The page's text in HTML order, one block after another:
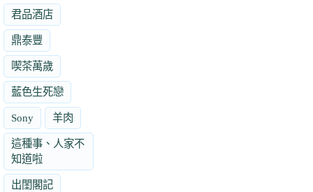
君品酒店
鼎泰豐
喫茶萬歲
藍色生死戀
Sony 羊肉
這種事、人家不
知道啦
出閨閣記